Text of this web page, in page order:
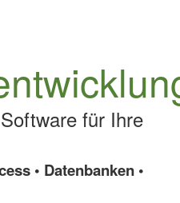
für Ihre
• Datenbanken •